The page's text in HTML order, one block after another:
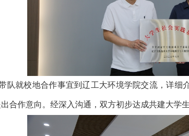
队就校地合作事宜到辽工大环境学院交流，详
合作意向。经深入沟通，双方初步达成共建大学